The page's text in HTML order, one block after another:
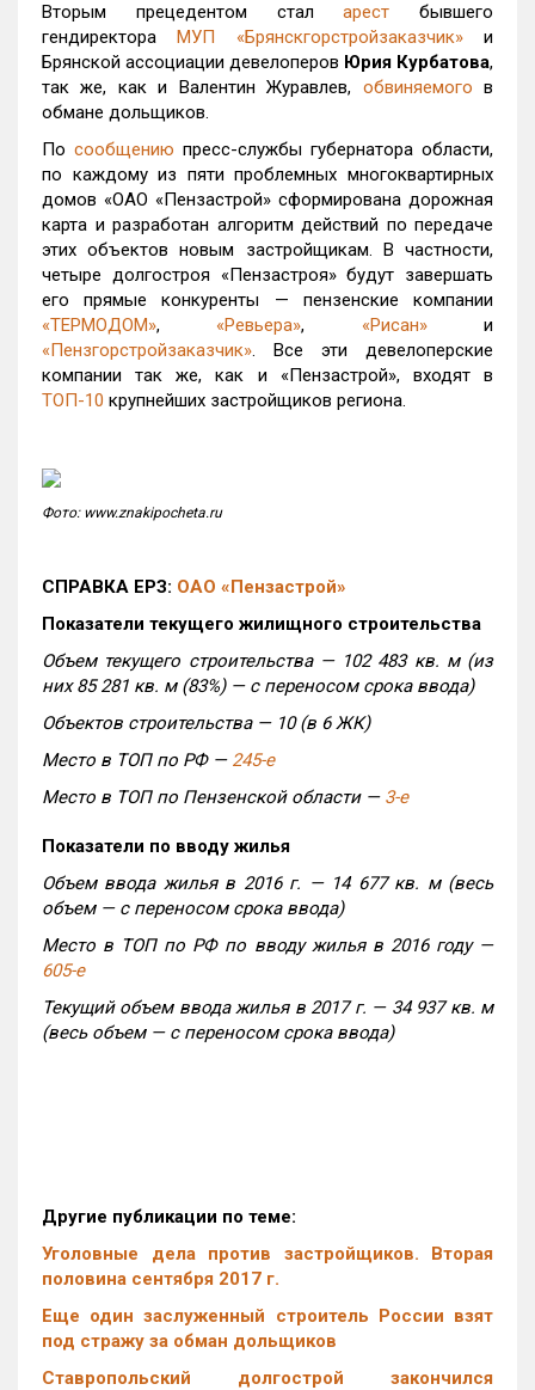
Вторым прецедентом сталарест бывшего
гендиректораМУП «Брянскгорстройзаказчик»и
Брянской ассоциации девелоперов Юрия Курбатова,
так же, как и Валентин Журавлев, обвиняемого в
обмане дольщиков.
По сообщению пресс-службы губернатора области,
по каждому из пяти проблемных многоквартирных
домов «ОАО «Пензастрой» сформирована дорожная
карта и разработан алгоритм действий по передаче
этих объектов новым застройщикам. В частности,
четыре долгостроя «Пензастроя» будут завершать
его прямые конкуренты — пензенские компании
«ТЕРМОДОМ», «Ревьера», «Рисан»и
«Пензгорстройзаказчик». Все эти девелоперские
компании так же, как и «Пензастрой», входят в
ТОП-10 крупнейших застройщиков региона.
Фото: www.znakipocheta.ru
СПРАВКА ЕРЗ: ОАО «Пензастрой»
Показатели текущего жилищного строительства
Объем текущего строительства — 102 483 кв. м (из
них 85 281 кв. м (83%) — с переносом срока ввода)
Объектов строительства — 10 (в 6 ЖК)
Место в ТОП по РФ — 245-е
Место в ТОП по Пензенской области — 3-е
Показатели по вводу жилья
Объем ввода жилья в 2016 г. — 14 677 кв. м (весь
объем — с переносом срока ввода)
Место в ТОП по РФ по вводу жилья в 2016 году —
605-е
Текущий объем ввода жилья в 2017 г. — 34 937 кв. м
(весь объем — с переносом срока ввода)
Другие публикации по теме:
Уголовные дела против застройщиков. Вторая
половина сентября 2017 г.
Еще один заслуженный строитель России взят
под стражу за обман дольщиков
Ставропольский долгострой закончился